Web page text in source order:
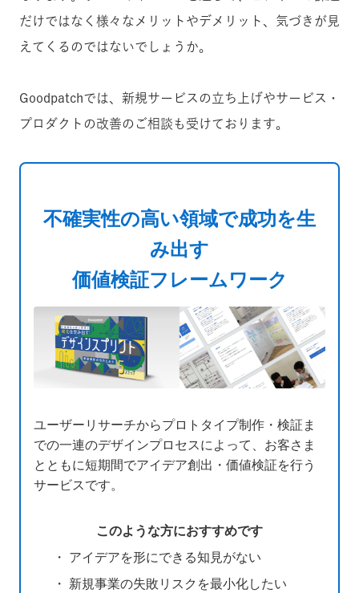
だけではなく様々なメリットやデメリット、気づきが見
えてくるのではないでしょうか。
Goodpatchでは、新規サービスの立ち上げやサービス・
プロダクトの改善のご相談も受けております。
不確実性の高い領域で成功を生
み出す
価値検証フレームワーク
ユーザーリサーチからプロトタイプ制作・検証ま
での一連のデザインプロセスによって、お客さま
とともに短期間でアイデア創出・価値検証を行う
サービスです。
このような方におすすめです
・ アイデアを形にできる知見がない
・ 新規事業の失敗リスクを最小化したい